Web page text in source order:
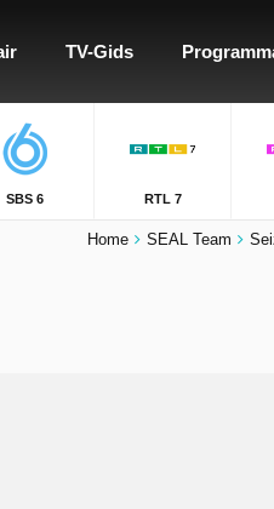
TV-Gids
SBS 6 RTL 7
Home SEAL Team